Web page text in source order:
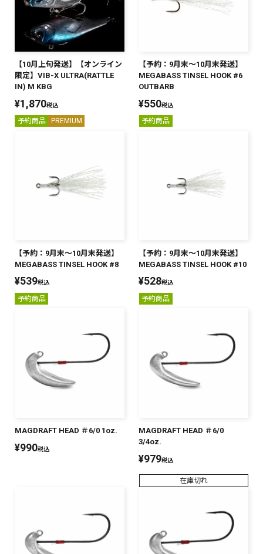
OUTDOOR
価格 ¥ ～¥
PREMIUM ［ オンライン限定 ］
PREMIUM
2026NEW PRODUCTS
新作
この内容で検索する
【10月上旬発送】【オンライン
限定】VIB-X ULTRA(RATTLE
IN) M KBG
¥1,870税込
PREMIUM
予約商品
【予約：9月末～10月末発送】
MEGABASS TINSEL HOOK #6
OUTBARB
¥550税込
予約商品
【予約：9月末～10月末発送】
MEGABASS TINSEL HOOK #8
¥539税込
予約商品
【予約：9月末～10月末発送】
MEGABASS TINSEL HOOK #10
¥528税込
予約商品
MAGDRAFT HEAD ＃6/0 1oz.
¥990税込
MAGDRAFT HEAD ＃6/0
3/4oz.
¥979税込
在庫切れ